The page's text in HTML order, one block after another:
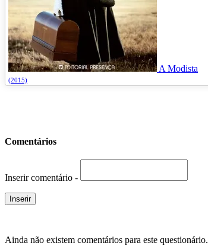
A Modista
(2015)
Comentários
Inserir comentário -
Ainda não existem comentários para este questionário.